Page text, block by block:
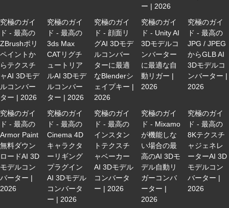
ー | 2026
究極のガイ
ド - 最高の
ZBrushポリ
ペイントか
らテクスチ
ャAI 3Dモデ
ルコンバー
ター | 2026
究極のガイ
ド - 最高の
3ds Max
CATリグチ
ュートリア
ルAI 3Dモデ
ルコンバー
ター | 2026
究極のガイ
ド - 顔面リ
グAI 3Dモデ
ルコンバー
ターに最適
なBlenderシ
ェイプキー |
2026
究極のガイ
ド - Unity AI
3Dモデルコ
ンバーター
に最適な自
動リガー |
2026
究極のガイ
ド - 最高の
JPG / JPEG
からGLB AI
3Dモデルコ
ンバーター |
2026
究極のガイ
ド - 最高の
Armor Paint
無料ダウン
ロードAI 3D
モデルコン
バーター |
2026
究極のガイ
ド - 最高の
Cinema 4D
キャラクタ
ーリギング
プラグイン
AI 3Dモデル
コンバータ
ー | 2026
究極のガイ
ド - 最高の
インスタン
トテクスチ
ャベーカー
AI 3Dモデル
コンバータ
ー | 2026
究極のガイ
ド - Mixamo
が機能しな
い場合の最
高のAI 3Dモ
デル自動リ
ガーコンバ
ーター |
2026
究極のガイ
ド - 最高の
8Kテクスチ
ャジェネレ
ーターAI 3D
モデルコン
バーター |
2026